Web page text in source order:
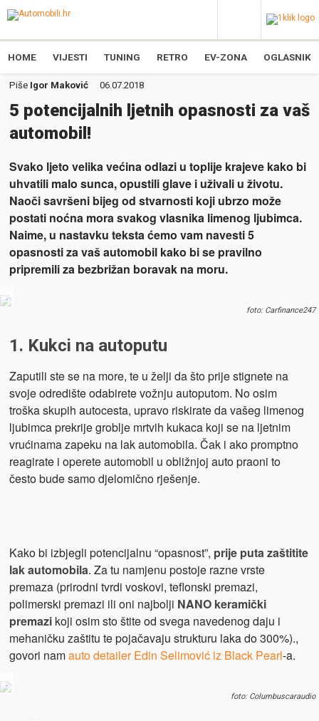
HOME VIJESTI TUNING RETRO EV-ZONA OGLASNIK
Piše Igor Maković 06.07.2018
5 potencijalnih ljetnih opasnosti za vaš
automobil!
Svako ljeto velika većina odlazi u toplije krajeve kako bi
uhvatili malo sunca, opustili glave i uživali u životu.
Naoči savršeni bijeg od stvarnosti koji ubrzo može
postati noćna mora svakog vlasnika limenog ljubimca.
Naime, u nastavku teksta ćemo vam navesti 5
opasnosti za vaš automobil kako bi se pravilno
pripremili za bezbrižan boravak na moru.
.
foto: Carfinance247
1. Kukci na autoputu
Zaputili ste se na more, te u želji da što prije stignete na
svoje odredište odabirete vožnju autoputom. No osim
troška skupih autocesta, upravo riskirate da vašeg limenog
ljubimca prekrije groblje mrtvih kukaca koji se na ljetnim
vrućinama zapeku na lak automobila. Čak i ako promptno
reagirate i operete automobil u obližnjoj auto praoni to
često bude samo djelomično rješenje.
Kako bi izbjegli potencijalnu “opasnost”, prije puta zaštitite
lak automobila. Za tu namjenu postoje razne vrste
premaza (prirodni tvrdi voskovi, teflonski premazi,
polimerski premazi ili oni najbolji NANO keramički
premazikoji osim sto štite od svega navedenog daju i
mehaničku zaštitu te pojačavaju strukturu laka do 300%).,
govori namauto detailer Edin Selimović iz Black Pearl-a.
.
foto: Columbuscaraudio